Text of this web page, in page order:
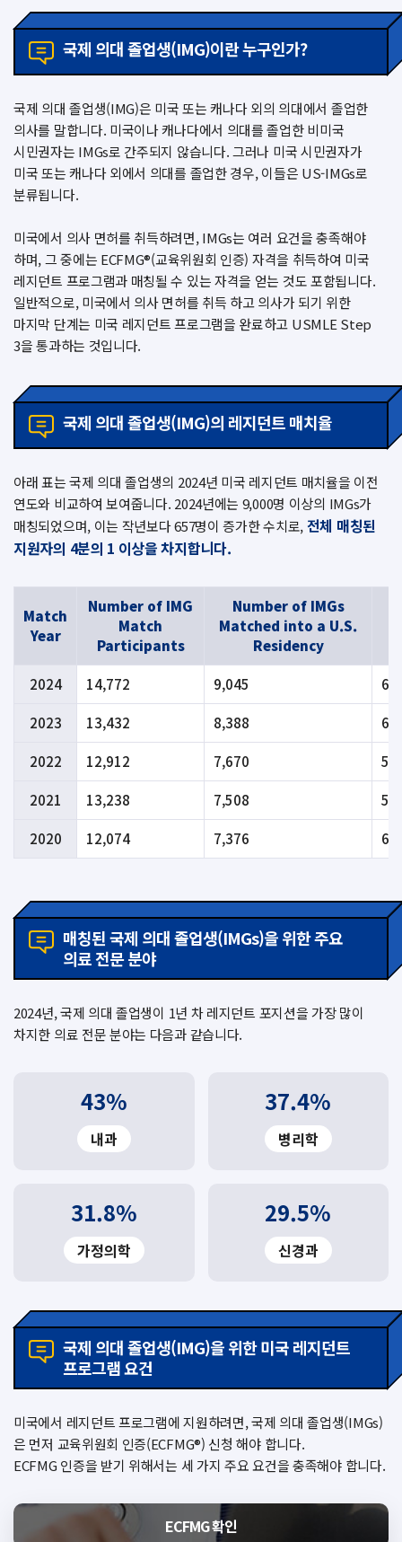
국제 의대 졸업생(IMG)이란 누구인가?
국제 의대 졸업생(IMG)은 미국 또는 캐나다 외의 의대에서 졸업한
의사를 말합니다. 미국이나 캐나다에서 의대를 졸업한 비미국
시민권자는 IMGs로 간주되지 않습니다. 그러나 미국 시민권자가
미국 또는 캐나다 외에서 의대를 졸업한 경우, 이들은 US-IMGs로
분류됩니다.
미국에서 의사 면허를 취득하려면, IMGs는 여러 요건을 충족해야
하며, 그 중에는 ECFMG®(교육위원회 인증) 자격을 취득하여 미국
레지던트 프로그램과 매칭될 수 있는 자격을 얻는 것도 포함됩니다.
일반적으로, 미국에서 의사 면허를 취득 하고 의사가 되기 위한
마지막 단계는 미국 레지던트 프로그램을 완료하고 USMLE Step
3을 통과하는 것입니다.
국제 의대 졸업생(IMG)의 레지던트 매치율
아래 표는 국제 의대 졸업생의 2024년 미국 레지던트 매치율을 이전
연도와 비교하여 보여줍니다. 2024년에는 9,000명 이상의 IMGs가
매칭되었으며,이는 작년보다 657명이 증가한 수치로,전체 매칭된
지원자의 4분의 1 이상을 차지합니다.
Match
Year
Number of IMG
Match
Participants
Number of IMGs
Matched into a U.S.
Residency
2024 14,772 9,045
2023 13,432 8,388
2022 12,912 7,670
2021 13,238 7,508
2020 12,074 7,376
매칭된 국제 의대 졸업생(IMGs)을 위한 주요
의료 전문 분야
2024년, 국제 의대 졸업생이 1년 차 레지던트 포지션을 가장 많이
차지한 의료 전문 분야는 다음과 같습니다.
43%
내과
37.4%
병리학
31.8%
가정의학
29.5%
신경과
국제 의대 졸업생(IMG)을 위한 미국 레지던트
프로그램 요건
미국에서 레지던트 프로그램에 지원하려면, 국제 의대 졸업생(IMGs)
은 먼저 교육위원회 인증(ECFMG®) 신청 해야 합니다.
ECFMG 인증을 받기 위해서는 세 가지 주요 요건을 충족해야 합니다.
ECFMG 확인